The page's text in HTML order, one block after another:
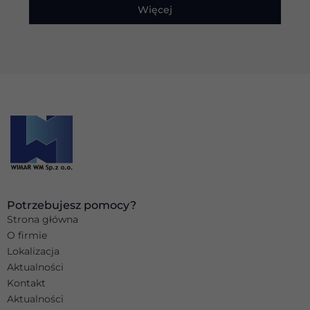
Więcej
Potrzebujesz pomocy?
Strona główna
O firmie
Lokalizacja
Aktualności
Kontakt
Aktualności